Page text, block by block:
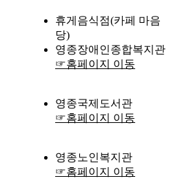
휴게음식점(카페 마음
당)
영종장애인종합복지관
☞홈페이지 이동
영종국제도서관
☞홈페이지 이동
영종노인복지관
☞홈페이지 이동